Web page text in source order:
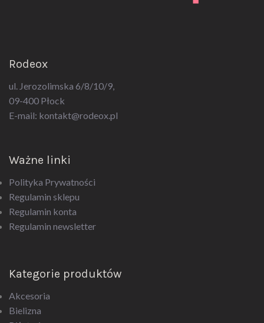
Rodeox
ul. Jerozolimska 6/8/10/9,
09-400 Płock
E-mail: kontakt@rodeox.pl
Ważne linki
Polityka Prywatności
Regulamin sklepu
Regulamin konta
Regulamin newsletter
Kategorie produktów
Akcesoria
Bielizna